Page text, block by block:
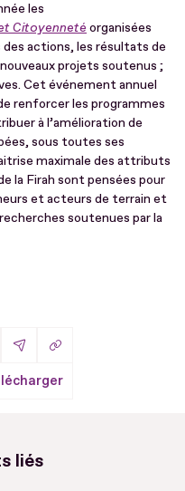
les
Citoyenneté organisées
des actions, les résultats de
projets soutenus ;
Cet événement annuel
renforcer les programmes
à l’amélioration de
sous toutes ses
maximale des attributs
la Firah sont pensées pour
et acteurs de terrain et
soutenues par la
sur X sur LinkedIn
Partager par Email
Copier le lien
liés